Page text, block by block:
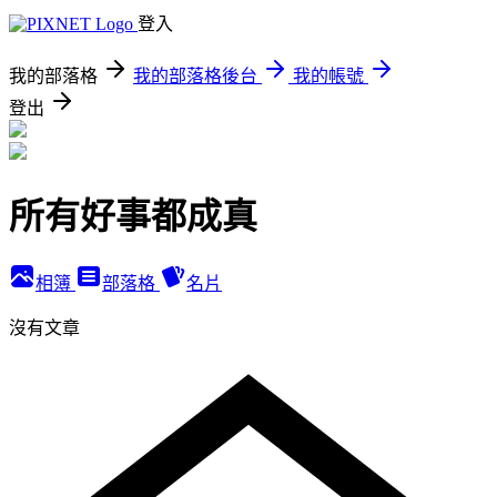
登入
我的部落格 我的部落格後台
我的帳號
登出
所有好事都成真
相簿 部落格 名片
沒有文章